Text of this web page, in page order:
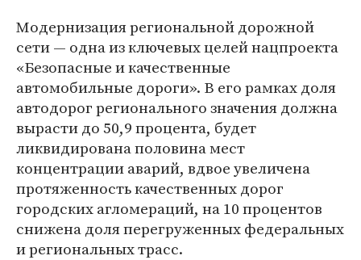
Модернизация региональной дорожной
сети — одна из ключевых целей нацпроекта
«Безопасные и качественные
автомобильные дороги». В его рамках доля
автодорог регионального значения должна
вырасти до 50,9 процента, будет
ликвидирована половина мест
концентрации аварий, вдвое увеличена
протяженность качественных дорог
городских агломераций, на 10 процентов
снижена доля перегруженных федеральных
и региональных трасс.